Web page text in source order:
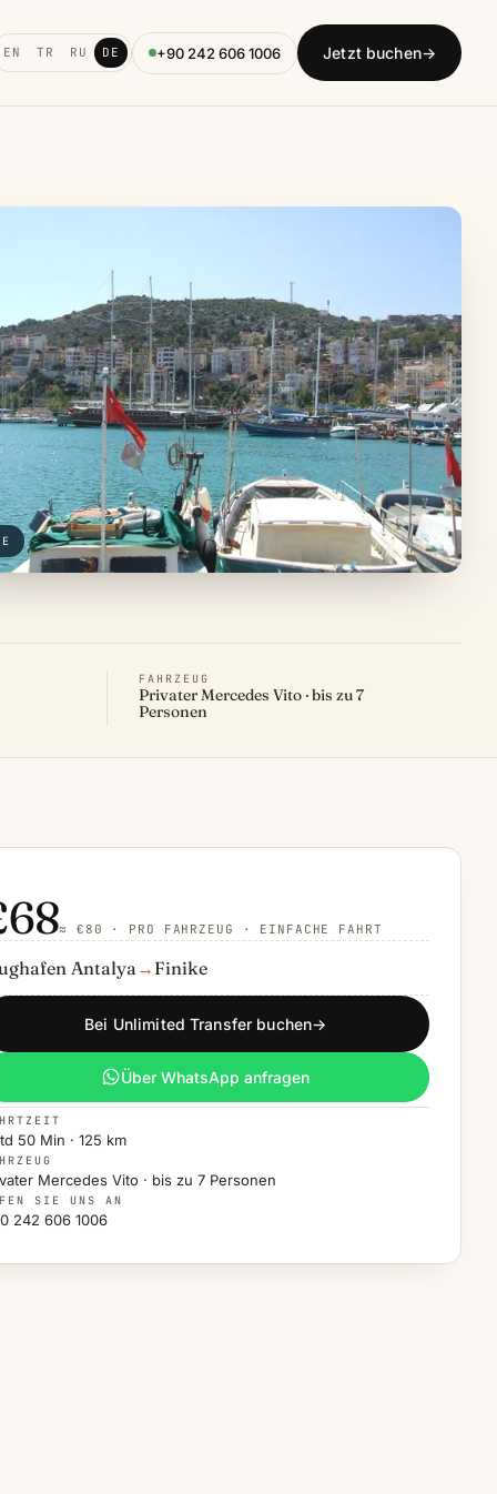
EN TR RU DE +90 242 606 1006 Jetzt buchen→
FAHRZEUG
Privater Mercedes Vito · bis zu 7
Personen
≈ €80 · PRO FAHRZEUG · EINFACHE FAHRT
Antalya → Finike
Bei Unlimited Transfer buchen→
Über WhatsApp anfragen
50 Min · 125 km
Mercedes Vito · bis zu 7 Personen
SIE UNS AN
242 606 1006